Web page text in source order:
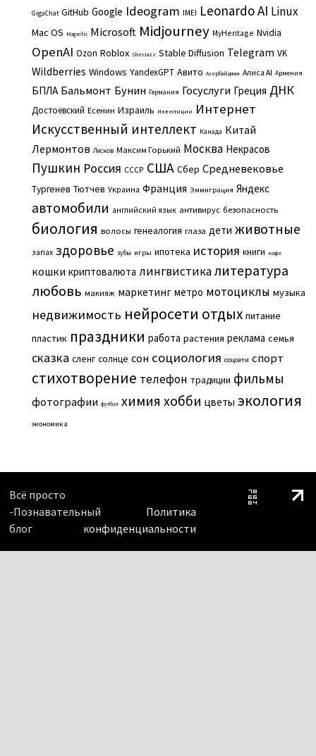
GigaChat GitHub Google Ideogram IMEI Leonardo AI Linux
Mac OS Magnific Microsoft Midjourney MyHeritage Nvidia
OpenAI Ozon Roblox SberJazz Stable Diffusion Telegram VK
Wildberries Windows YandexGPT Авито Азербайджан Алиса AI Армения
БПЛА Бальмонт Бунин Германия Госуслуги Греция ДНК
Достоевский Есенин Израиль Инвестиции Интернет
Искусственный интеллект Канада Китай
Лермонтов Лесков Максим Горький Москва Некрасов
Пушкин Россия СССР США Сбер Средневековье
Тургенев Тютчев Украина Франция Эммиграция Яндекс
автомобили английский язык антивирус безопасность
биология волосы генеалогия глаза дети животные
запах здоровье зубы игры ипотека история книги кофе
кошки криптовалюта лингвистикалитература
любовь макияж маркетинг метро мотоциклы музыка
недвижимость нейросети отдых питание
пластик праздники работа растения реклама семья
сказка сленг солнце сон социология соцсети спорт
стихотворение телефон традиции фильмы
фотографии футбол химия хобби цветы экология
экономика
Всё просто
-Познавательный
блог
Политика
конфиденциальности